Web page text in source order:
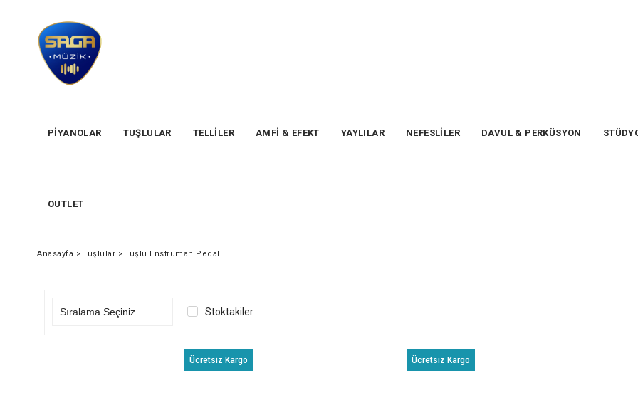
PİYANOLAR TUŞLULAR TELLİLER AMFİ & EFEKT YAYLILAR NEFESLİLER DAVUL & PERKÜSYON
OUTLET
Anasayfa > Tuşlular > Tuşlu Enstruman Pedal
Stoktakiler
Ücretsiz Kargo Ücretsiz Kargo